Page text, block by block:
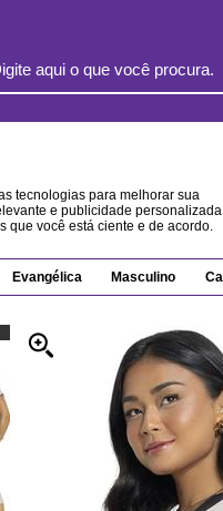
tecnologias para melhorar sua
e publicidade personalizada
que você está ciente e de acordo.
Evangélica Masculino